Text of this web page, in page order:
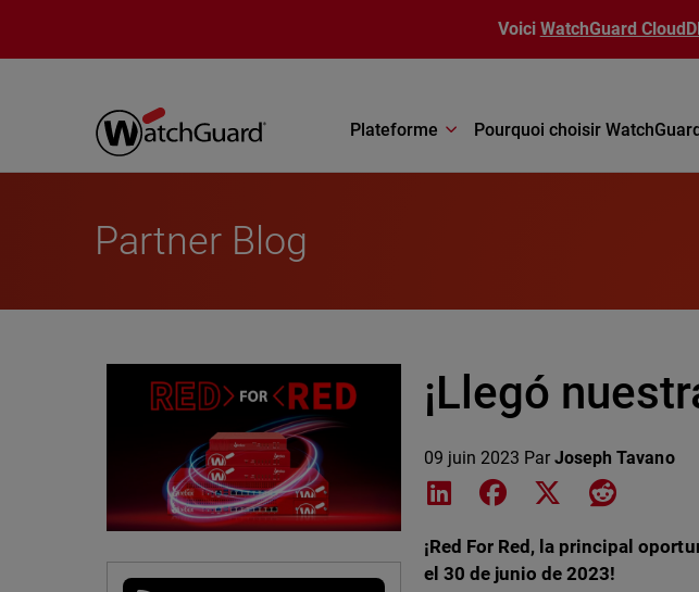
Voici WatchGuard
Plateforme Pourquoi choisir
Partner Blog
¡Llegó
09 juin 2023 ParJoseph Tavano
Share on LinkedIn
Share on Facebook
Share on XShare on
¡Red For Red, la principal
el 30 de junio de 2023!